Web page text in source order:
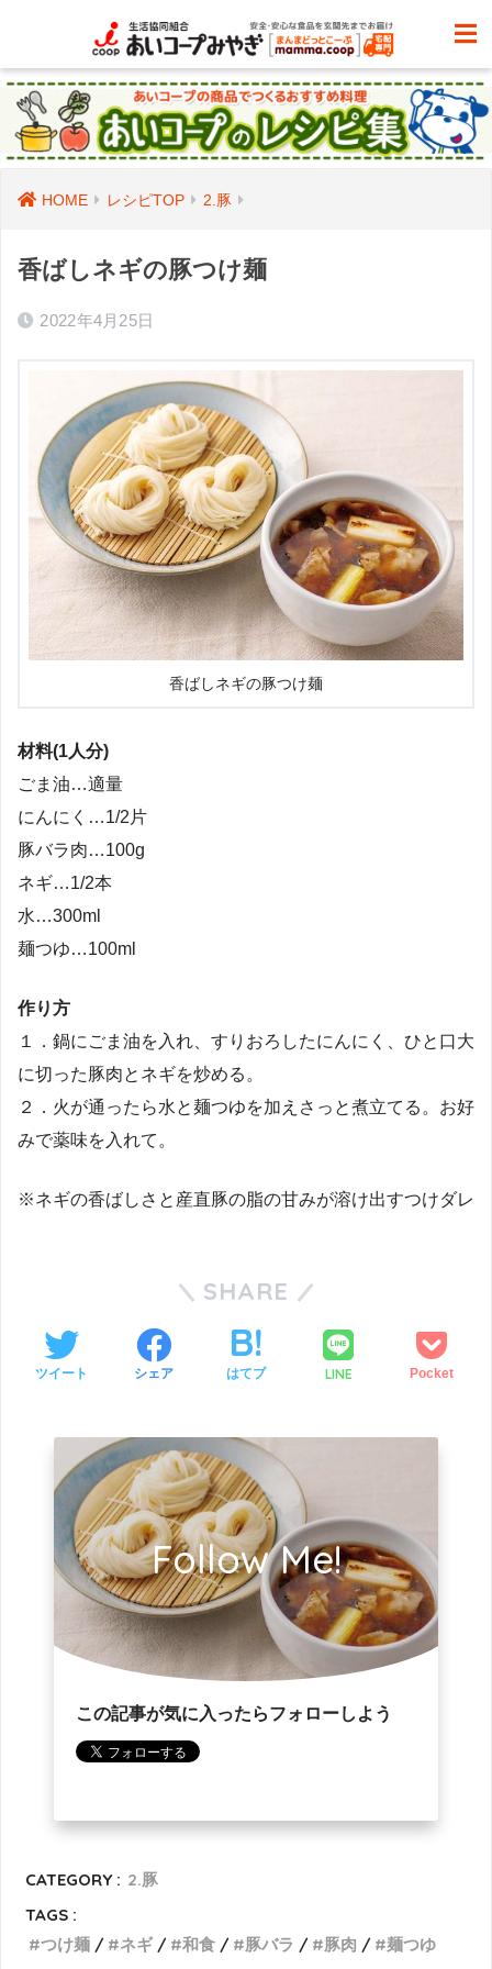
HOME レシピTOP 2.豚
香ばしネギの豚つけ麺
2022年4月25日
香ばしネギの豚つけ麺
材料(1人分)
ごま油…適量
にんにく…1/2片
豚バラ肉…100g
ネギ…1/2本
水…300ml
麺つゆ…100ml
作り方
１．鍋にごま油を入れ、すりおろしたにんにく、ひと口大
に切った豚肉とネギを炒める。
２．火が通ったら水と麺つゆを加えさっと煮立てる。お好
みで薬味を入れて。
※ネギの香ばしさと産直豚の脂の甘みが溶け出すつけダレ
SHARE
ツイート シェア はてブ LINE Pocket
Follow Me!
この記事が気に入ったらフォローしよう
CATEGORY : 2.豚
TAGS :
つけ麺
ネギ 和食 豚バラ 豚肉 麺つゆ